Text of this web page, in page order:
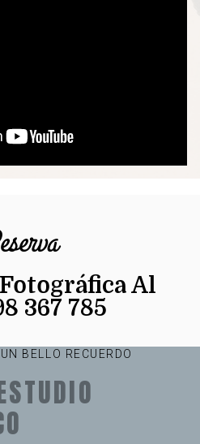
Al
367 785
BELLO RECUERDO